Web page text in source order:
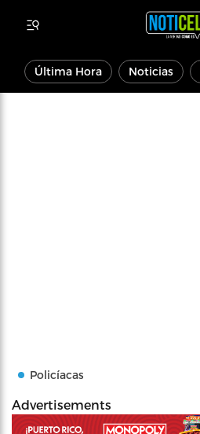
Última Hora Noticias
Policíacas
Advertisements